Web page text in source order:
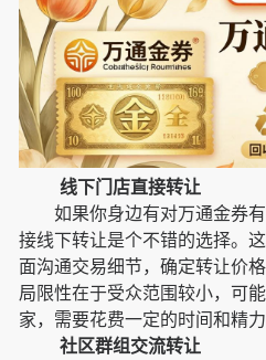
线下门店直接转让
如果你身边有对万通金券
接线下转让是个不错的选择。
面沟通交易细节，确定转让价
局限性在于受众范围较小，可
家，需要花费一定的时间和精
社区群组交流转让